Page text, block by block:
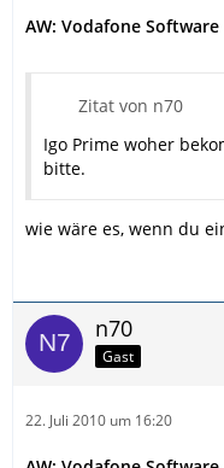
AW: Vodafone
Zitat von n70
Igo Prime woher
bitte.
wie wäre es, wenn du
n70
Gast
22. Juli 2010 um 16:20